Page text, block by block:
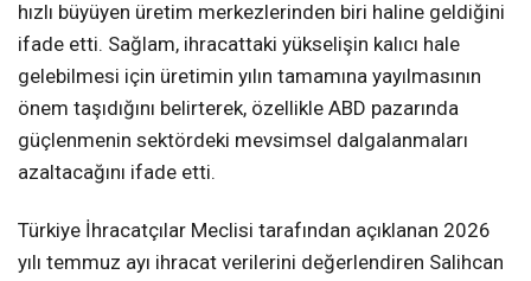
hızlı büyüyen üretim merkezlerinden biri haline geldiğini
ifade etti. Sağlam, ihracattaki yükselişin kalıcı hale
gelebilmesi için üretimin yılın tamamına yayılmasının
önem taşıdığını belirterek, özellikle ABD pazarında
güçlenmenin sektördeki mevsimsel dalgalanmaları
azaltacağını ifade etti.
Türkiye İhracatçılar Meclisi tarafından açıklanan 2026
yılı temmuz ayı ihracat verilerini değerlendiren Salihcan